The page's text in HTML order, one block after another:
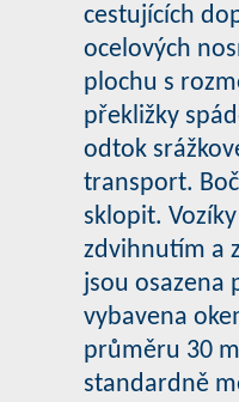
cestujících
ocelových
plochu s
překližky
odtok
transport.
sklopit.
zdvihnutím a
jsou osazena
vybavena
průměru 30
standardně